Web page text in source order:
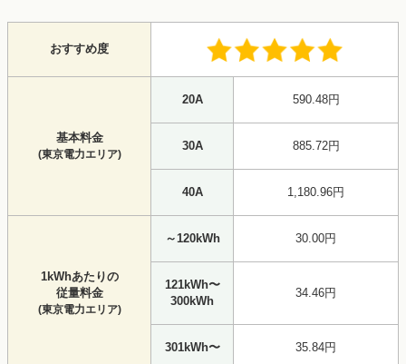
おすすめ度
基本料金
(東京電力エリア)
20A 590.48円
30A 885.72円
40A 1,180.96円
1kWhあたりの
従量料金
(東京電力エリア)
～120kWh 30.00円
121kWh〜
300kWh
34.46円
301kWh〜 35.84円